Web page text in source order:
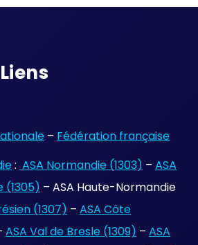
– Fédération française
: ASA Normandie (1303) – ASA
(1305) – ASA Haute-Normandie
(1307) – ASA Côte
ASA Val de Bresle (1309) – ASA